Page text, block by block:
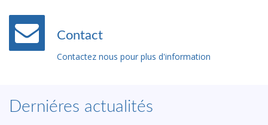
Contact
Contactez nous pour plus d'information
Derniéres actualités